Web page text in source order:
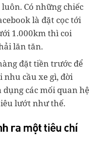
Có những chiếc
là đặt cọc tới
1.000km thì coi
lăn tăn.
đặt tiền trước để
nhu cầu xe gì, đời
các mối quan hệ
lướt như thế.